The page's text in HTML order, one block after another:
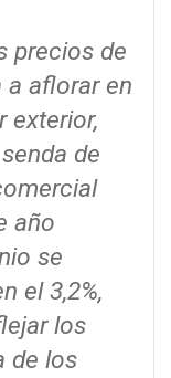
precios de
a aflorar en
exterior,
de
año
se
el 3,2%,
los
de los